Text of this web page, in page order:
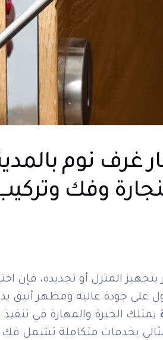
غرف نوم
وفك
بتجهيز المنزل أو تجديده، فإن
جودة عالية ومظهر أنيق
يمتلك الخبرة والمهارة في
بخدمات متكاملة تشمل فك